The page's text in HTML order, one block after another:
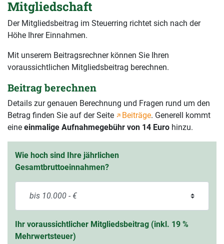
Mitgliedschaft
Der Mitgliedsbeitrag im Steuerring richtet sich nach der
Höhe Ihrer Einnahmen.
Mit unserem Beitragsrechner können Sie Ihren
voraussichtlichen Mitgliedsbeitrag berechnen.
Beitrag berechnen
Details zur genauen Berechnung und Fragen rund um den
Betrag finden Sie auf der Seite
Beiträge. Generell kommt
eine einmalige Aufnahmegebühr von 14 Euro hinzu.
Wie hoch sind Ihre jährlichen
Gesamtbruttoeinnahmen?
Ihr voraussichtlicher Mitgliedsbeitrag (inkl. 19 %
Mehrwertsteuer)